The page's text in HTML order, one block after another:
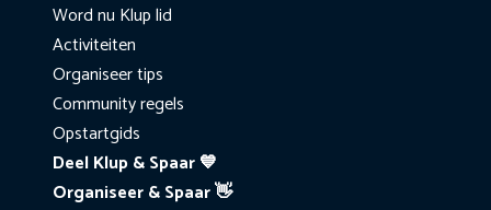
Word nu Klup lid
Activiteiten
Organiseer tips
Community regels
Opstartgids
Deel Klup & Spaar 💙
Organiseer & Spaar 👋